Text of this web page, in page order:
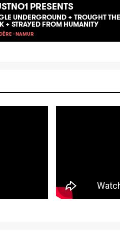
PRESENTS
UNDERGROUND + TROUGHT
+ STRAYED FROM HUMANITY
- NAMUR